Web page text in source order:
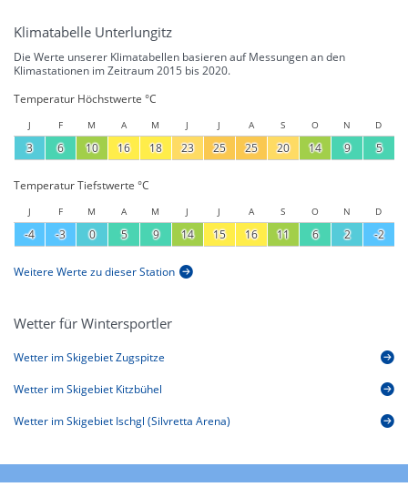
Klimatabelle Unterlungitz
Die Werte unserer Klimatabellen basieren auf Messungen an den
Klimastationen im Zeitraum 2015 bis 2020.
Temperatur Höchstwerte °C
J F M A M J J A S O N D
3 6 10 16 18 23 25 25 20 14 9 5
Temperatur Tiefstwerte °C
J F M A M J J A S O N D
-4 -3 0 5 9 14 15 16 11 6 2 -2
Weitere Werte zu dieser Station
Wetter für Wintersportler
Wetter im Skigebiet Zugspitze
Wetter im Skigebiet Kitzbühel
Wetter im Skigebiet Ischgl (Silvretta Arena)